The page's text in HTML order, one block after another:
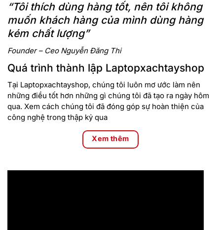
“Tôi thích dùng hàng tốt, nên tôi không
muốn khách hàng của mình dùng hàng
kém chất lượng”
Founder – Ceo Nguyễn Đăng Thi
Quá trình thành lập Laptopxachtayshop
Tại Laptopxachtayshop, chúng tôi luôn mơ ước làm nên
những điều tốt hơn những gì chúng tôi đã tạo ra ngày hôm
qua. Xem cách chúng tôi đã đóng góp sự hoàn thiện của
công nghệ trong thập kỷ qua
Xem thêm